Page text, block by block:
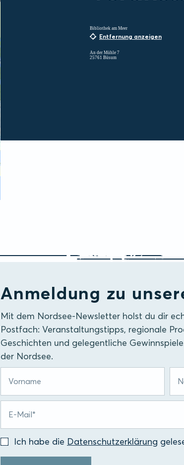
Bibliothek am Meer
Entfernung anzeigen
An der Mühle 7
25761 Büsum
Anmeldung zu
Mit dem Nordsee-Newsletter holst du dir
Postfach: Veranstaltungstipps, regionale
Geschichten und gelegentliche
der Nordsee.
Ich habe die Datenschutzerklärung